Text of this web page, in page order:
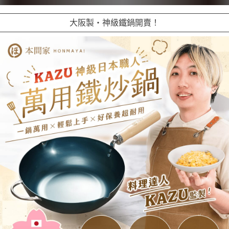
大阪製・神級鐵鍋開賣！